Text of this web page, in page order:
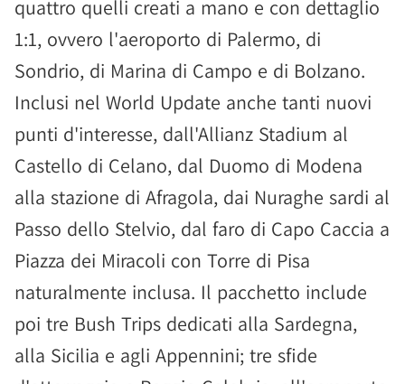
quattro quelli creati a mano e con dettaglio
1:1, ovvero l'aeroporto di Palermo, di
Sondrio, di Marina di Campo e di Bolzano.
Inclusi nel World Update anche tanti nuovi
punti d'interesse, dall'Allianz Stadium al
Castello di Celano, dal Duomo di Modena
alla stazione di Afragola, dai Nuraghe sardi al
Passo dello Stelvio, dal faro di Capo Caccia a
Piazza dei Miracoli con Torre di Pisa
naturalmente inclusa. Il pacchetto include
poi tre Bush Trips dedicati alla Sardegna,
alla Sicilia e agli Appennini; tre sfide